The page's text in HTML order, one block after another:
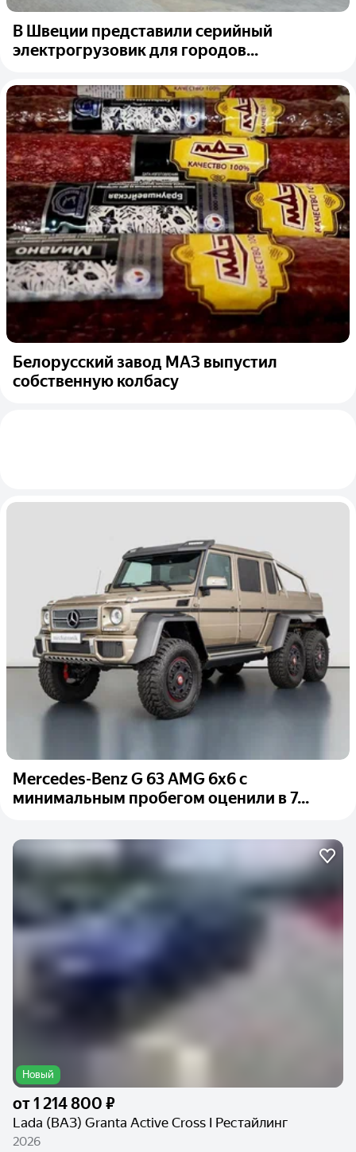
В Швеции представили серийный
электрогрузовик для городов...
Белорусский завод МАЗ выпустил
собственную колбасу
Mercedes-Benz G 63 AMG 6x6 с
минимальным пробегом оценили в 7...
Новый
от1 214 800 ₽
Lada (ВАЗ) Granta Active Cross I Рестайлинг
2026